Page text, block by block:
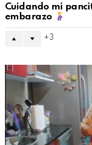
Cuidando mi
embarazo
3